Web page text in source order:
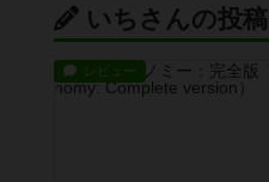
いちさんの投稿
レビュー